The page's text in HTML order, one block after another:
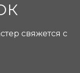
свяжется с